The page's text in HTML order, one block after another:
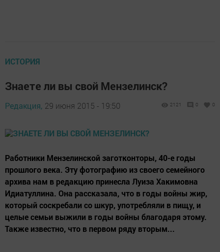
ИСТОРИЯ
Знаете ли вы свой Мензелинск?
Редакция, 29 июня 2015 - 19:50 2121 0 0
Работники Мензелинской заготконторы, 40-е годы
прошлого века. Эту фотографию из своего семейного
архива нам в редакцию принесла Луиза Хакимовна
Идиатуллина. Она рассказала, что в годы войны жир,
который соскребали со шкур, употребляли в пищу, и
целые семьи выжили в годы войны благодаря этому.
Также известно, что в первом ряду вторым...